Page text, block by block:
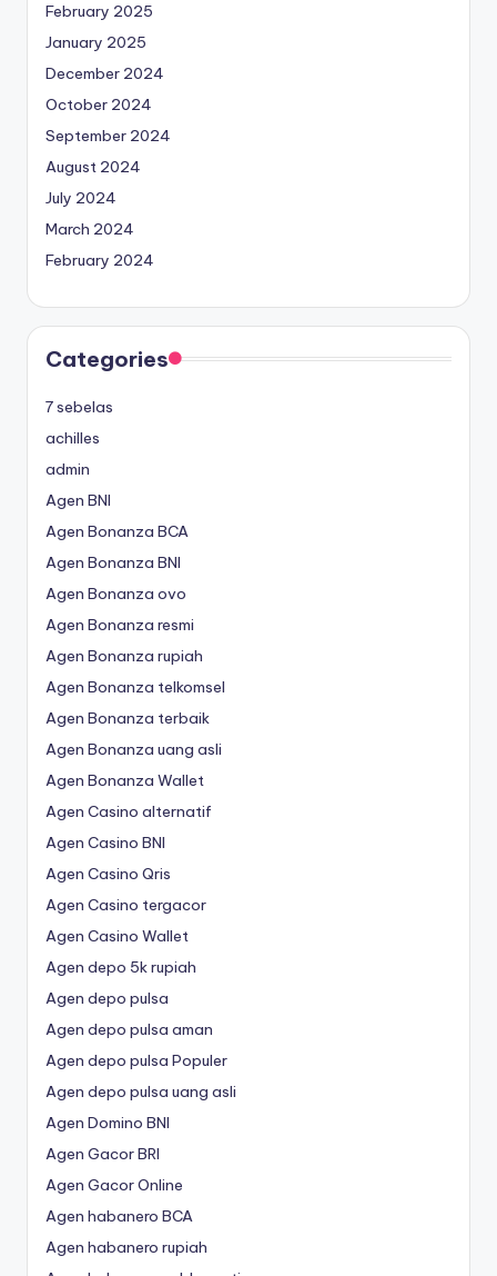
February 2025
January 2025
December 2024
October 2024
September 2024
August 2024
July 2024
March 2024
February 2024
Categories
7 sebelas
achilles
admin
Agen BNI
Agen Bonanza BCA
Agen Bonanza BNI
Agen Bonanza ovo
Agen Bonanza resmi
Agen Bonanza rupiah
Agen Bonanza telkomsel
Agen Bonanza terbaik
Agen Bonanza uang asli
Agen Bonanza Wallet
Agen Casino alternatif
Agen Casino BNI
Agen Casino Qris
Agen Casino tergacor
Agen Casino Wallet
Agen depo 5k rupiah
Agen depo pulsa
Agen depo pulsa aman
Agen depo pulsa Populer
Agen depo pulsa uang asli
Agen Domino BNI
Agen Gacor BRI
Agen Gacor Online
Agen habanero BCA
Agen habanero rupiah